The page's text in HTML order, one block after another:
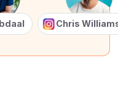
Chris